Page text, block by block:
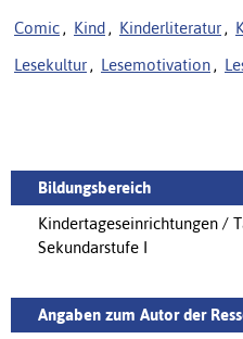
Comic , Kind , Kinderliteratur ,
Lesekultur , Lesemotivation ,
Bildungsbereich
Kindertageseinrichtungen /
Sekundarstufe I
Angaben zum Autor der